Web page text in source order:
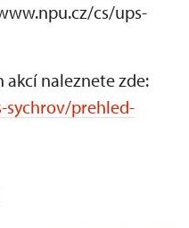
cs/ups-
akcí naleznete zde:
sychrov/prehled-